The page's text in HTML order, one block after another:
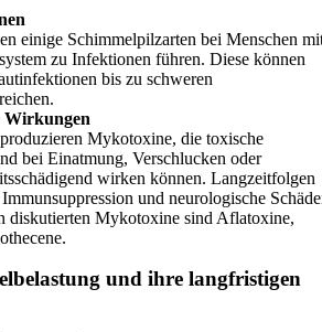
einige Schimmelpilzarten bei Menschen
zu Infektionen führen. Diese können
bis zu schweren
Wirkungen
Mykotoxine, die toxische
bei Einatmung, Verschlucken oder
wirken können. Langzeitfolgen
und neurologische
diskutierten Mykotoxine sind Aflatoxine,
und ihre langfristigen